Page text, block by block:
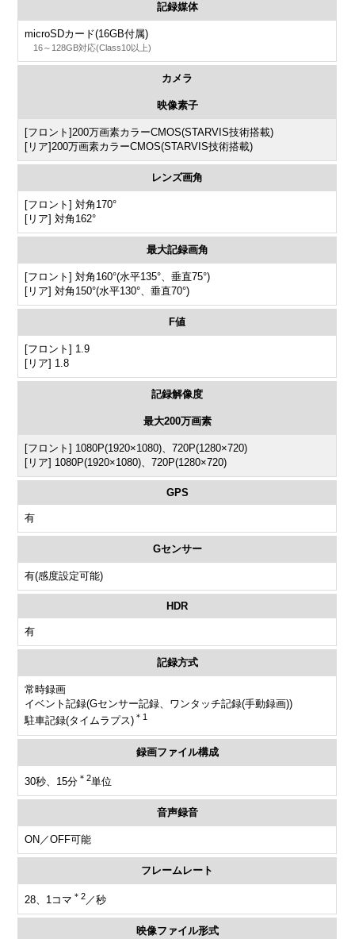
記録媒体
microSDカード(16GB付属)
16～128GB対応(Class10以上)
カメラ
映像素子
[フロント]200万画素カラーCMOS(STARVIS技術搭載)
[リア]200万画素カラーCMOS(STARVIS技術搭載)
レンズ画角
[フロント] 対角170°
[リア] 対角162°
最大記録画角
[フロント] 対角160°(水平135°、垂直75°)
[リア] 対角150°(水平130°、垂直70°)
F値
[フロント] 1.9
[リア] 1.8
記録解像度
最大200万画素
[フロント] 1080P(1920×1080)、720P(1280×720)
[リア] 1080P(1920×1080)、720P(1280×720)
GPS
有
Gセンサー
有(感度設定可能)
HDR
有
記録方式
常時録画
イベント記録(Gセンサー記録、ワンタッチ記録(手動録画))
駐車記録(タイムラプス) ＊1
録画ファイル構成
30秒、15分 ＊2単位
音声録音
ON／OFF可能
フレームレート
28、1コマ ＊2／秒
映像ファイル形式